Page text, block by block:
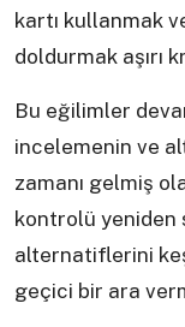
kartı kullanmak
doldurmak aşırı
Bu eğilimler
incelemenin ve
zamanı gelmiş
kontrolü
alternatiflerini
geçici bir ara